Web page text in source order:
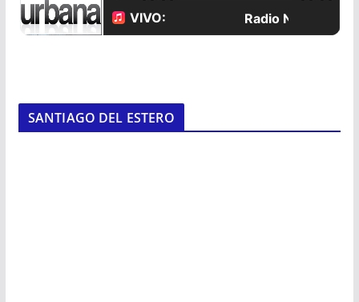
SANTIAGO DEL ESTERO